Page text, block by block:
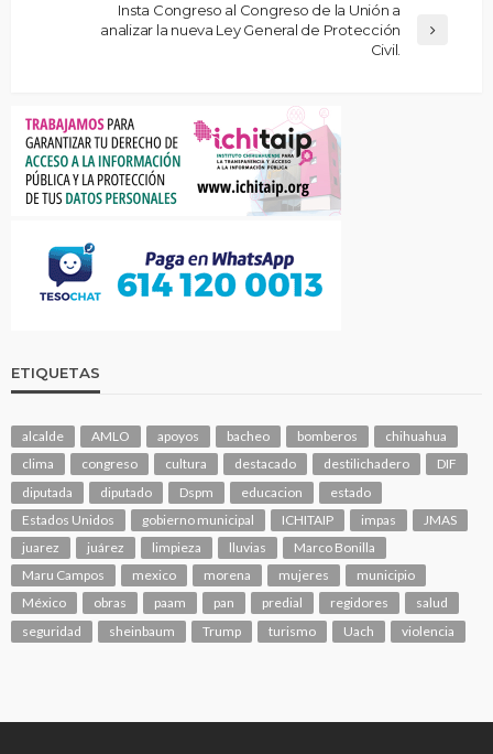
Insta Congreso al Congreso de la Unión a
analizar la nueva Ley General de Protección
Civil.
ETIQUETAS
alcalde AMLO apoyos bacheo bomberos
chihuahua
clima
congreso cultura destacado destilichadero
DIF
diputada
diputado Dspm educacion
estado
Estados Unidos
gobierno municipal ICHITAIP impas
JMAS
juarez
juárez limpieza lluvias
Marco Bonilla
Maru Campos
mexico morena mujeres
municipio
México
obras paam pan predial regidores
salud
seguridad
sheinbaum Trump turismo Uach violencia